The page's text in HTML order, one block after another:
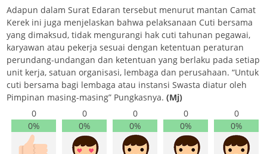
Adapun dalam Surat Edaran tersebut menurut mantan Camat
Kerek ini juga menjelaskan bahwa pelaksanaan Cuti bersama
yang dimaksud, tidak mengurangi hak cuti tahunan pegawai,
karyawan atau pekerja sesuai dengan ketentuan peraturan
perundang-undangan dan ketentuan yang berlaku pada setiap
unit kerja, satuan organisasi, lembaga dan perusahaan. “Untuk
cuti bersama bagi lembaga atau instansi Swasta diatur oleh
Pimpinan masing-masing” Pungkasnya. (Mj)
0
0%
0
0%
0
0%
0
0%
0
0%